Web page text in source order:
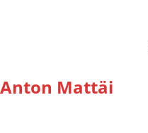
Anton Mattäi